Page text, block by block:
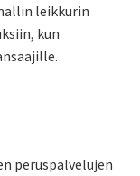
leikkurin
kun
peruspalvelujen